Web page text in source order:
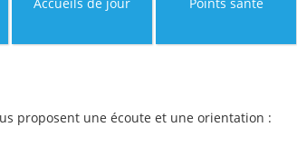
proposent une écoute et une orientation :